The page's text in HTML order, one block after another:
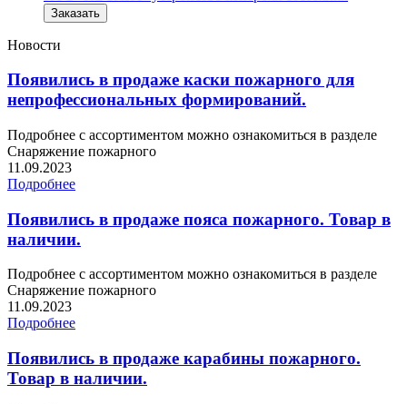
Заказать
Новости
Появились в продаже каски пожарного для
непрофессиональных формирований.
Подробнее с ассортиментом можно ознакомиться в разделе
Снаряжение пожарного
11.09.2023
Подробнее
Появились в продаже пояса пожарного. Товар в
наличии.
Подробнее с ассортиментом можно ознакомиться в разделе
Снаряжение пожарного
11.09.2023
Подробнее
Появились в продаже карабины пожарного.
Товар в наличии.